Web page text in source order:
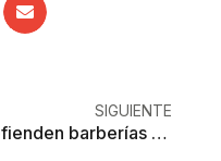
SIGUIENTE
Defienden barberías honestidad de su trabajo y exigen a Delfina Gómez castigo a agentes de la Fiscalía que sembraron droga en cateos